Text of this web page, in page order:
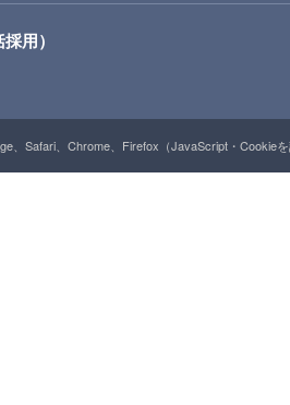
用）
、Safari、Chrome、Firefox（JavaScript・Cookie